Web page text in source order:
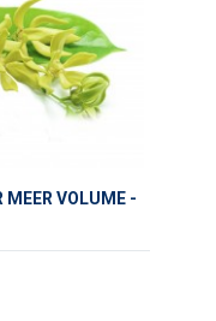
MEER VOLUME -